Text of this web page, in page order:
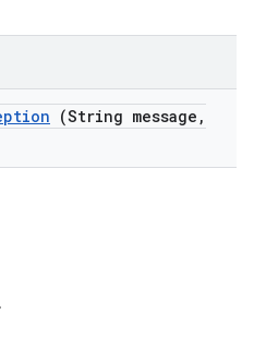
(String message ,